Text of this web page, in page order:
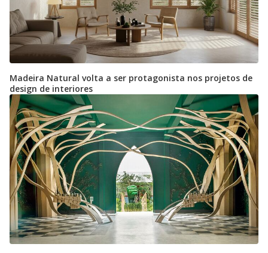
Madeira Natural volta a ser protagonista nos projetos de
design de interiores